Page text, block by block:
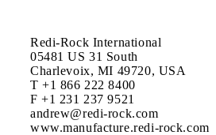
Redi-Rock International
05481 US 31 South
Charlevoix, MI 49720, USA
T +1 866 222 8400
F +1 231 237 9521
andrew@redi-rock.com
www.manufacture.redi-rock.com